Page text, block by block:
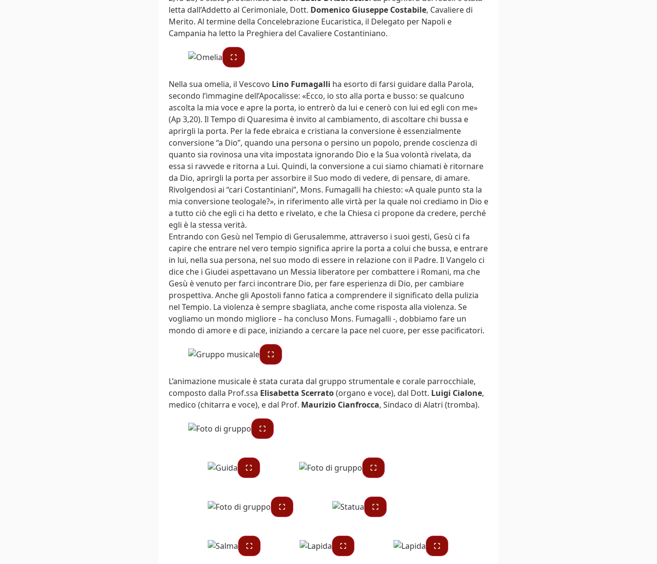
letta dall’Addetto al Cerimoniale, Dott. Domenico Giuseppe Costabile, Cavaliere di
Merito. Al termine della Concelebrazione Eucaristica, il Delegato per Napoli e
Campania ha letto la Preghiera del Cavaliere Costantiniano.
Nella sua omelia, il Vescovo Lino Fumagalli ha esorto di farsi guidare dalla Parola,
secondo l’immagine dell’Apocalisse: «Ecco, io sto alla porta e busso: se qualcuno
ascolta la mia voce e apre la porta, io entrerò da lui e cenerò con lui ed egli con me»
(Ap 3,20). Il Tempo di Quaresima è invito al cambiamento, di ascoltare chi bussa e
aprirgli la porta. Per la fede ebraica e cristiana la conversione è essenzialmente
conversione “a Dio”, quando una persona o persino un popolo, prende coscienza di
quanto sia rovinosa una vita impostata ignorando Dio e la Sua volontà rivelata, da
essa si ravvede e ritorna a Lui. Quindi, la conversione a cui siamo chiamati è ritornare
da Dio, aprirgli la porta per assorbire il Suo modo di vedere, di pensare, di amare.
Rivolgendosi ai “cari Costantiniani”, Mons. Fumagalli ha chiesto: «A quale punto sta la
mia conversione teologale?», in riferimento alle virtà per la quale noi crediamo in Dio e
a tutto ciò che egli ci ha detto e rivelato, e che la Chiesa ci propone da credere, perché
egli è la stessa verità.
Entrando con Gesù nel Tempio di Gerusalemme, attraverso i suoi gesti, Gesù ci fa
capire che entrare nel vero tempio significa aprire la porta a colui che bussa, e entrare
in lui, nella sua persona, nel suo modo di essere in relazione con il Padre. Il Vangelo ci
dice che i Giudei aspettavano un Messia liberatore per combattere i Romani, ma che
Gesù è venuto per farci incontrare Dio, per fare esperienza di Dio, per cambiare
prospettiva. Anche gli Apostoli fanno fatica a comprendere il significato della pulizia
nel Tempio. La violenza è sempre sbagliata, anche come risposta alla violenza. Se
vogliamo un mondo migliore – ha concluso Mons. Fumagalli -, dobbiamo fare un
mondo di amore e di pace, iniziando a cercare la pace nel cuore, per esse pacificatori.
L’animazione musicale è stata curata dal gruppo strumentale e corale parrocchiale,
composto dalla Prof.ssa Elisabetta Scerrato(organo e voce), dal Dott. Luigi Cialone,
medico (chitarra e voce), e dal Prof. Maurizio Cianfrocca, Sindaco di Alatri (tromba).